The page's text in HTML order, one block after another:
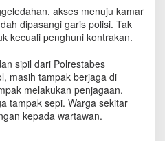
akses menuju kamar
dipasangi garis polisi. Tak
kecuali penghuni kontrakan.
sipil dari Polrestabes
masih tampak berjaga di
melakukan penjagaan.
tampak sepi. Warga sekitar
kepada wartawan.